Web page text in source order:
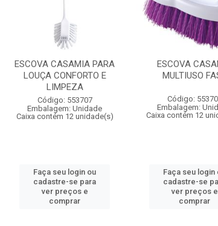
ESCOVA CASAMIA PARA
LOUÇA CONFORTO E
LIMPEZA
Código: 553707
Embalagem: Unidade
Caixa contém 12 unidade(s)
Faça seu login ou
cadastre-se para
ver preços e
comprar
ESCOVA
MULTIUSO
Código:
Embalagem:
Caixa contém 12
Faça seu login
cadastre-se
ver preços e
comprar